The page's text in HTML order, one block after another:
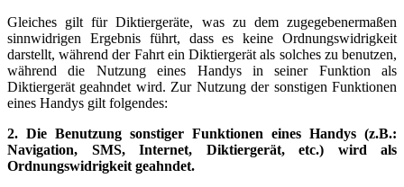
Gleiches gilt für Diktiergeräte, was zu dem zugegebenermaßen
sinnwidrigen Ergebnis führt, dass es keine Ordnungswidrigkeit
darstellt, während der Fahrt ein Diktiergerät als solches zu benutzen,
während die Nutzung eines Handys in seiner Funktion als
Diktiergerät geahndet wird. Zur Nutzung der sonstigen Funktionen
eines Handys gilt folgendes:
2. Die Benutzung sonstiger Funktionen eines Handys (z.B.:
Navigation, SMS, Internet, Diktiergerät, etc.) wird als
Ordnungswidrigkeit geahndet.